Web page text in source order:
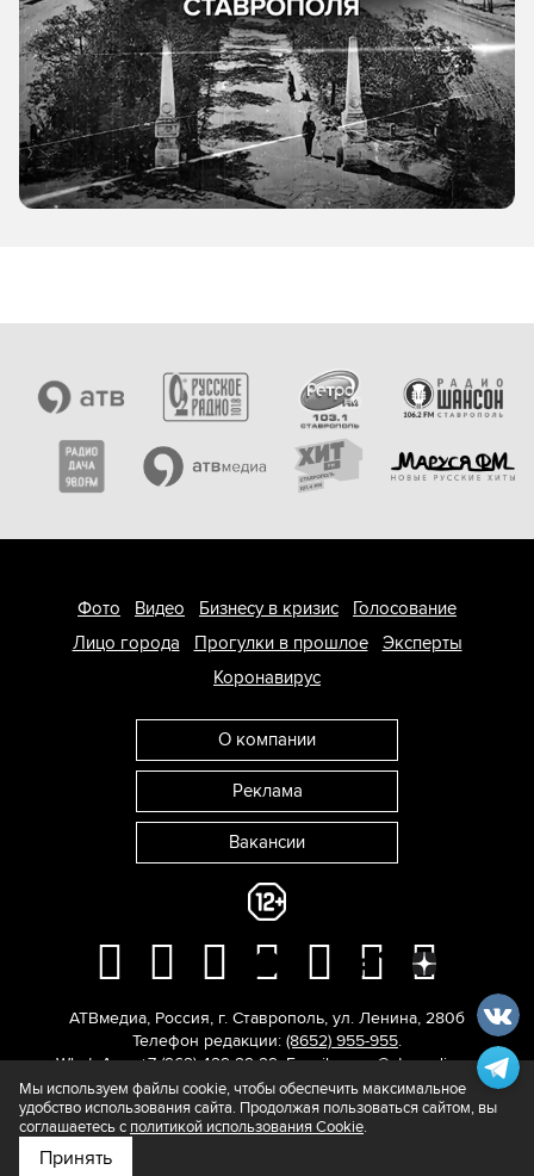
Подпишитесь на нас в
Фото Видео Бизнесу в кризис
Голосование
Лицо города
Прогулки в прошлое
Эксперты
Коронавирус
О компании
Реклама
Вакансии
АТВмедиа, Россия, г. Ставрополь, ул. Ленина, 280б
Телефон редакции: (8652) 955-955.
WhatsApp: +7 (962) 429-29-29. E-mail:news@atvmedia.ru.
© 2017-2026. Все права защищены.
Мы используем файлы cookie, чтобы обеспечить максимальное
удобство использования сайта. Продолжая пользоваться сайтом, вы
соглашаетесь с политикой использования Cookie.
Принять